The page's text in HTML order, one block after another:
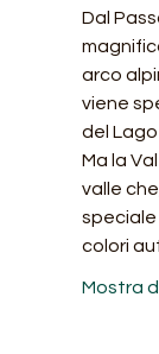
Dal
arco
viene
del Lago
Ma la
valle
speciale
colori
Mostra